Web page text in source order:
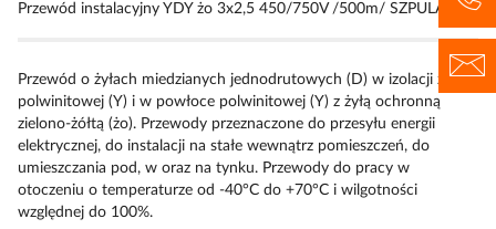
Przewód instalacyjny YDY żo 3x2,5 450/750V /500m/ SZPULA
Przewód o żyłach miedzianych jednodrutowych (D) w izolacji z
polwinitowej (Y) i w powłoce polwinitowej (Y) z żyłą ochronną
zielono-żółtą (żo). Przewody przeznaczone do przesyłu energii
elektrycznej, do instalacji na stałe wewnątrz pomieszczeń, do
umieszczania pod, w oraz na tynku. Przewody do pracy w
otoczeniu o temperaturze od -40°C do +70°C i wilgotności
względnej do 100%.